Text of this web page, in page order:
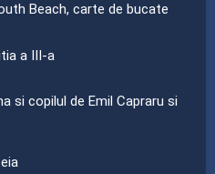
Beach, carte de bucate
a III-a
si copilul de Emil Capraru si